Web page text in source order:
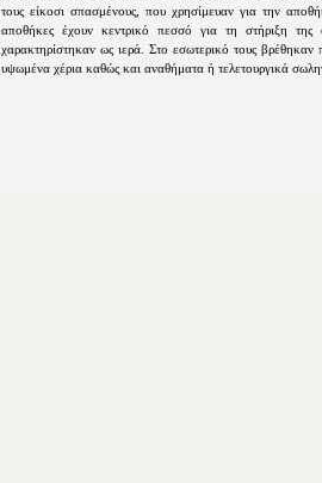
τους είκοσι σπασμένους, που χρησίμευαν για την
αποθήκες έχουν κεντρικό πεσσό για τη στήριξη
χαρακτηρίστηκαν ως ιερά. Στο εσωτερικό τους βρέθηκαν
υψωμένα χέρια καθώς και αναθήματα ή τελετουργικά